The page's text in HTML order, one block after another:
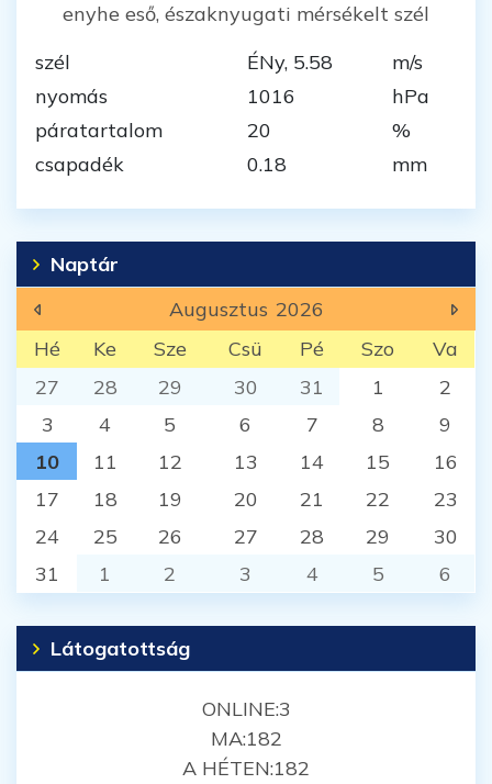
enyhe eső, északnyugati mérsékelt szél
szél
ÉNy, 5.58
m/s
nyomás
1016
hPa
páratartalom
20
%
csapadék
0.18 mm
Naptár
Augusztus 2026
Hé
Ke Sze Csü Pé Szo
Va
27
28 29 30 31 1
2
3
4 5 6 7 8
9
10
11 12 13 14 15
16
17
18 19 20 21 22
23
24
25 26 27 28 29
30
31
1 2 3 4 5 6
Látogatottság
ONLINE:3
MA:182
A HÉTEN:182